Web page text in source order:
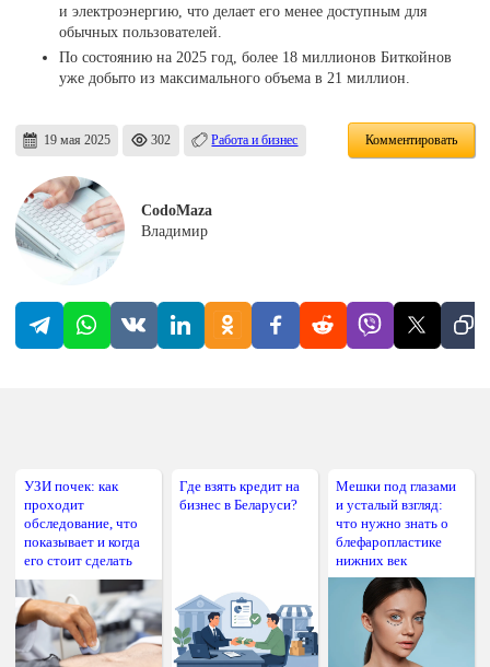
и электроэнергию, что делает его менее доступным для
обычных пользователей.
По состоянию на 2025 год, более 18 миллионов Биткойнов
уже добыто из максимального объема в 21 миллион.
19 мая 2025 302 Работа и бизнес Комментировать
CodoMaza
Владимир
УЗИ почек: как
проходит
обследование, что
показывает и когда
его стоит сделать
Где взять кредит на
бизнес в Беларуси?
Мешки под глазами
и усталый взгляд:
что нужно знать о
блефаропластике
нижних век